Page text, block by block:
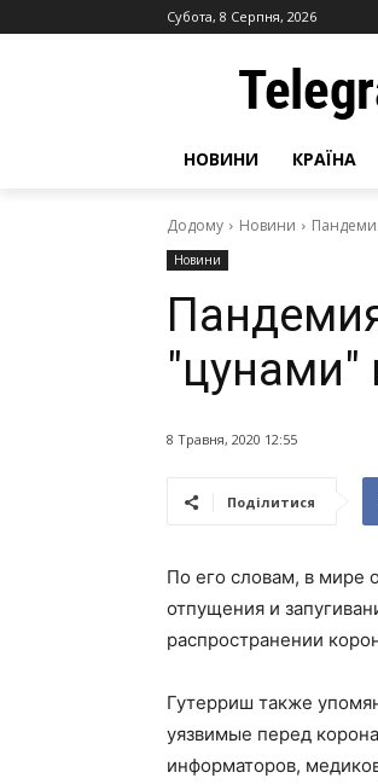
Субота, 8 Серпня, 2026
НОВИНИ КРАЇНА
Додому Новини
Новини
8 Травня, 2020 12:55
Поділитися
По его словам, в мире
отпущения и
распространении
Гутерриш также
уязвимые перед
информаторов,